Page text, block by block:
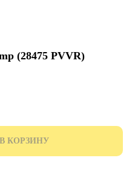
(28475 PVVR)
КОРЗИНУ